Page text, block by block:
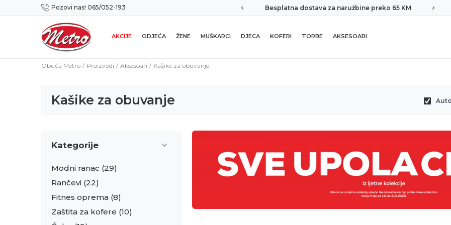
Pozovi nas! 065/052-193
Preuzmi NOVU Metro mobilnu aplikaciju! Besplatna dostava za naružbine preko 65 KM
AKCIJE ODJEĆA ŽENE MUŠKARCI DJECA KOFERI TORBE AKSESOARI
Obuća Metro Proizvodi Aksesoari Kašike za obuvanje
Kašike za obuvanje
Kategorije
Modni ranac (29)
Rančevi (22)
Fitnes oprema (8)
Zaštita za kofere (10)